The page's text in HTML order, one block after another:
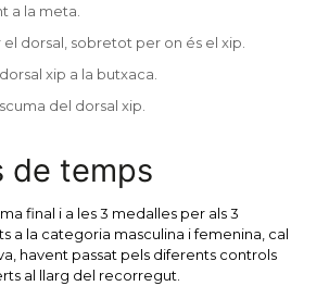
a la meta.
dorsal, sobretot per on és el xip.
xip a la butxaca.
del dorsal xip.
de temps
final i a les 3 medalles per als 3
a la categoria masculina i femenina, cal
havent passat pels diferents controls
al llarg del recorregut.